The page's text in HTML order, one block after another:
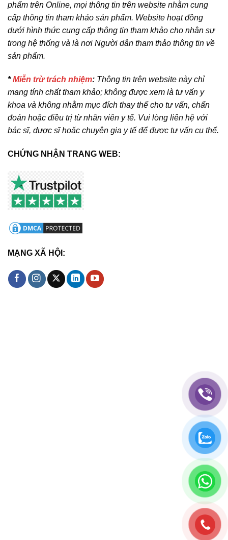
phẩm trên Online, mọi thông tin trên website nhằm cung
cấp thông tin tham khảo sản phẩm. Website hoạt đồng
dưới hình thức cung cấp thông tin tham khảo cho nhân sự
trong hệ thống và là nơi Người dân tham thảo thông tin về
sản phẩm.
*Miễn trừ trách nhiệm: Thông tin trên website này chỉ
mang tính chất tham khảo; không được xem là tư vấn y
khoa và không nhằm mục đích thay thế cho tư vấn, chẩn
đoán hoặc điều trị từ nhân viên y tế. Vui lòng liên hệ với
bác sĩ, dược sĩ hoặc chuyên gia y tế để được tư vấn cụ thể.
CHỨNG NHẬN TRANG WEB:
MẠNG XÃ HỘI: